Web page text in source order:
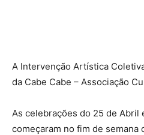
A Intervenção Artística
da Cabe Cabe – Associação
As celebrações do 25 de Abril
começaram no fim de